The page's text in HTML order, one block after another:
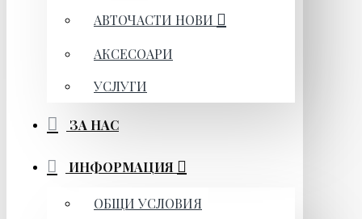
АВТОЧАСТИ НОВИ
АКСЕСОАРИ
УСЛУГИ
ЗА НАС
ИНФОРМАЦИЯ
ОБЩИ УСЛОВИЯ